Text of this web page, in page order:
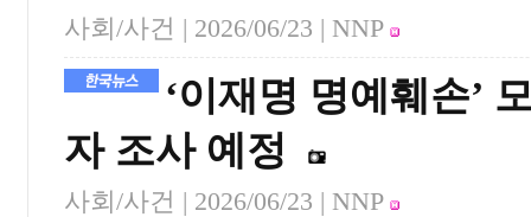
사회/사건 | 2026/06/23 | NNP
‘이재명 명예훼손’
자 조사 예정
사회/사건 | 2026/06/23 | NNP